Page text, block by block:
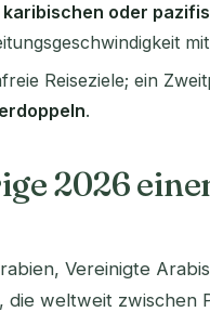
oder
Reiseziele; ein
.
2026
Vereinigte
die weltweit zwischen